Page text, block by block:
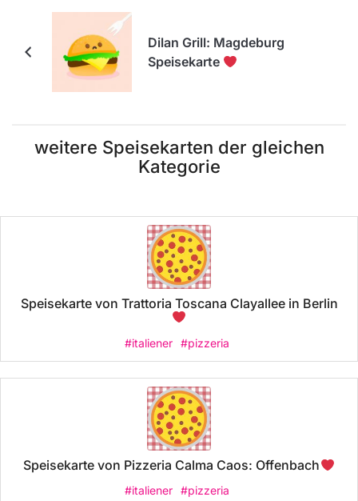
Dilan Grill: Magdeburg
Speisekarte
weitere Speisekarten der gleichen
Kategorie
Speisekarte von Trattoria Toscana Clayallee in Berlin
#italiener #pizzeria
Speisekarte von Pizzeria Calma Caos: Offenbach
#italiener #pizzeria